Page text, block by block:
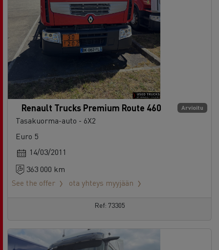
Arvioitu
Renault Trucks Premium Route 460
Tasakuorma-auto - 6X2
Euro 5
14/03/2011
363 000 km
See the offer
ota yhteys myyjään
Ref: 73305